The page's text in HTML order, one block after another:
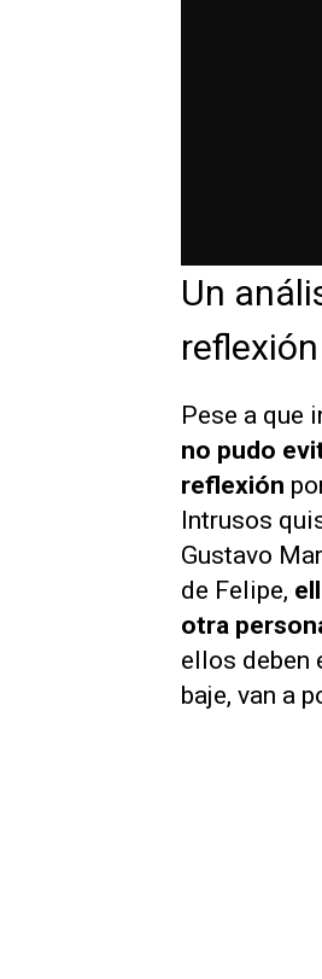
Un
Pese a que
no pudo
reflexión
Intrusos
Gustavo
de Felipe,
otra
ellos deben
baje, van a